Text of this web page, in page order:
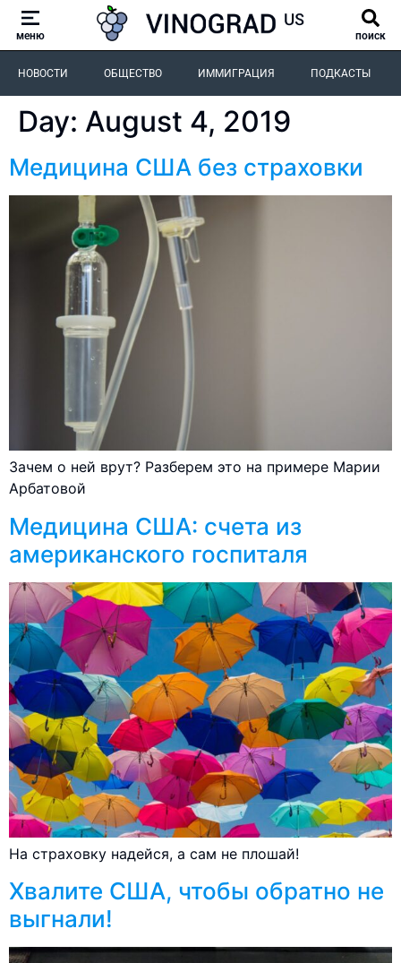
меню поиск
НОВОСТИ ОБЩЕСТВО ИММИГРАЦИЯ ПОДКАСТЫ
Day: August 4, 2019
Медицина США без страховки
Зачем о ней врут? Разберем это на примере Марии
Арбатовой
Медицина США: счета из
американского госпиталя
На страховку надейся, а сам не плошай!
Хвалите США, чтобы обратно не
выгнали!